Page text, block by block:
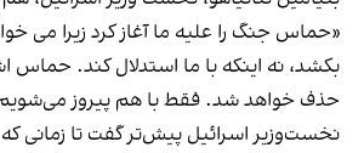
«حماس جنگ را علیه ما آغاز کرد زیرا می
بکشد، نه اینکه با ما استدلال کند. حماس
حذف خواهد شد. فقط با هم پیروز
نخست‌وزیر اسرائیل پیش‌تر گفت تا زمانی